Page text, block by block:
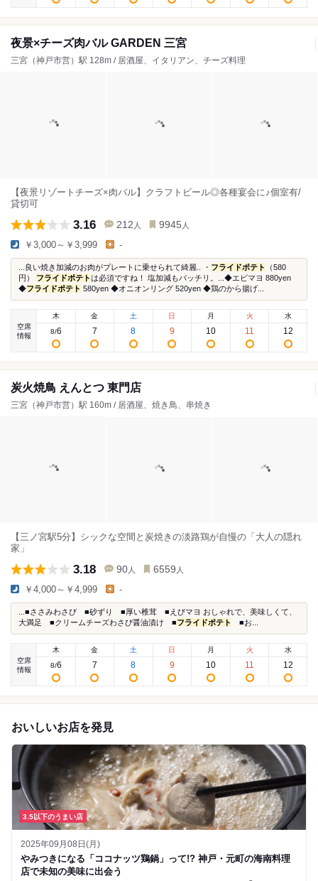
夜景×チーズ肉バル GARDEN 三宮
三宮（神戸市営）駅 128m / 居酒屋、イタリアン、チーズ料理
【夜景リゾートチーズ×肉バル】クラフトビール◎各種宴会に♪個室有/
貸切可
3.16 212 人 9945 人
￥3,000～￥3,999 -
...良い焼き加減のお肉がプレートに乗せられて綺麗.. ・ フライドポテト
（580
円） フライドポテトは必須ですね！ 塩加減もバッチリ。...◆エビマヨ 880yen
◆フライドポテト 580yen ◆オニオンリング 520yen ◆鶏のから揚げ...
空席
情報
木
8/6
金
7
土
8
日
9
月
10
火
11
水
12
炭火焼鳥 えんとつ 東門店
三宮（神戸市営）駅 160m / 居酒屋、焼き鳥、串焼き
【三ノ宮駅5分】シックな空間と炭焼きの淡路鶏が自慢の「大人の隠れ
家」
3.18 90 人 6559 人
￥4,000～￥4,999 -
...■ささみわさび ■砂ずり ■厚い椎茸 ■えびマヨ おしゃれで、美味しくて、
大満足 ■クリームチーズわさび醤油漬け ■フライドポテト ■お...
空席
情報
木
8/6
金
7
土
8
日
9
月
10
火
11
水
12
おいしいお店を発見
3.5以下のうまい店
2025年09月08日(月)
やみつきになる「ココナッツ鶏鍋」って!? 神戸・元町の海南料理
店で未知の美味に出会う